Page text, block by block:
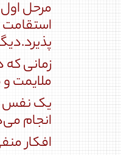
مرحل
استقامت
زمانی
ملایمت
یک نفس
انجام
افکار